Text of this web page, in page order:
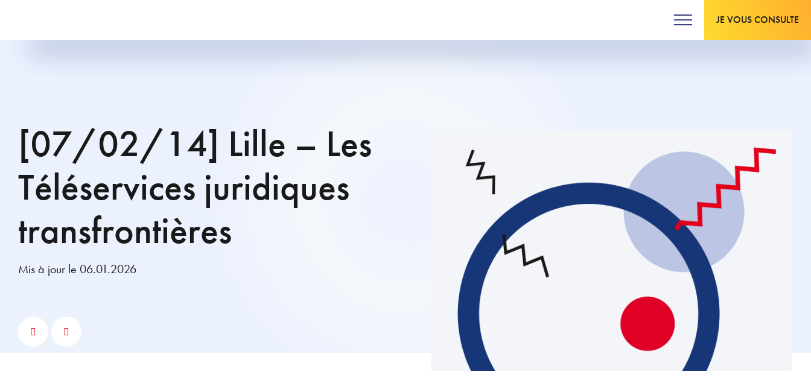
JE VOUS CONSULTE
[07/02/14] Lille – Les
Téléservices juridiques
transfrontières
Mis à jour le 06.01.2026